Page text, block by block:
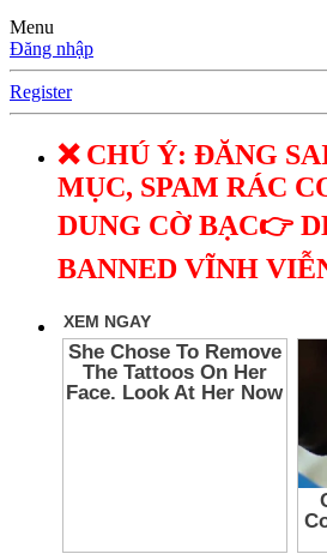
Menu
Đăng nhập
Register
❌ CHÚ Ý: ĐĂNG
MỤC, SPAM RÁC
DUNG CỜ BẠC👉
BANNED VĨNH